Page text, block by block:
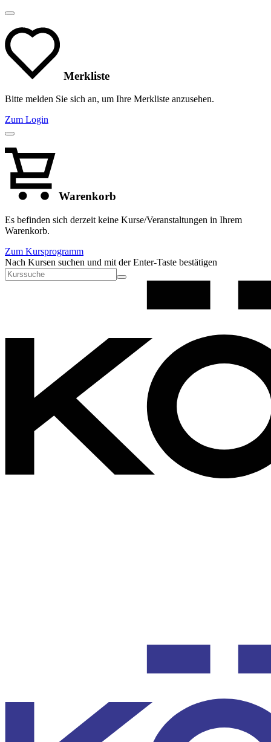
Merkliste
Bitte melden Sie sich an, um Ihre Merkliste anzusehen.
Zum Login
Warenkorb
Es befinden sich derzeit keine Kurse/Veranstaltungen in Ihrem
Warenkorb.
Zum Kursprogramm
Nach Kursen suchen und mit der Enter-Taste bestätigen